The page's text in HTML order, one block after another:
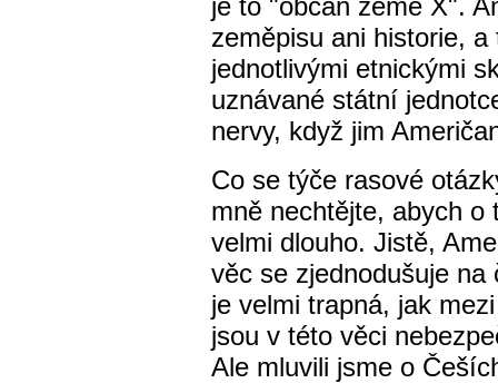
zeměpisu ani historie,
jednotlivými etnickými
uznávané státní
nervy, když jim
Co se týče rasové
mně nechtějte, abych
velmi dlouho. Jistě,
věc se zjednodušuje
je velmi trapná, jak
jsou v této věci
Ale mluvili jsme o